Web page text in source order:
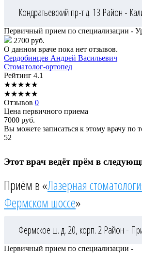
Кондратьевский пр-т д. 13 Район -
Первичный прием по специализации -
2700 руб.
О данном враче пока нет отзывов.
Сердобинцев Андрей Васильевич
Стоматолог-ортопед
Рейтинг 4.1
★★★★★
★★★★★
Отзывов 0
Цена первичного приема
7000 руб.
Вы можете записаться к этому врачу по
52
Этот врач ведёт прём в
Приём в «Лазерная
Фермском шоссе»
Фермское ш. д. 20, корп. 2 Район -
Первичный прием по специализации -